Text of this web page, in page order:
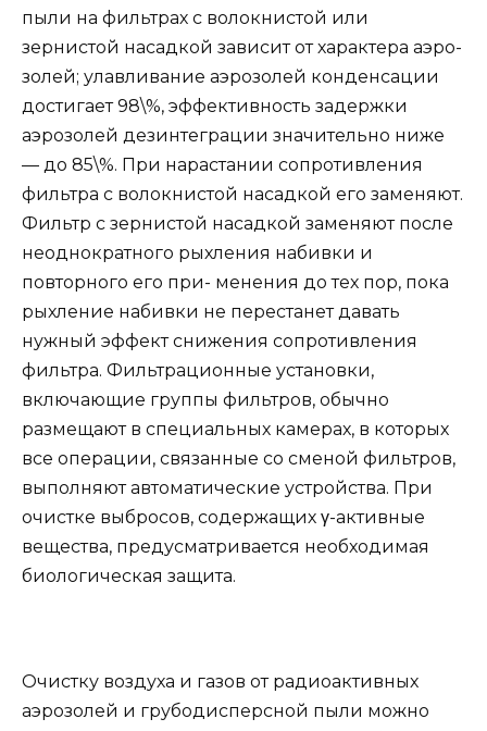
пыли на фильтрах с волокнистой или
зернистой насадкой зависит от характера аэро-
золей; улавливание аэрозолей конденсации
достигает 98\%, эффективность задержки
аэрозолей дезинтеграции значительно ниже
— до 85\%. При нарастании сопротивления
фильтра с волокнистой насадкой его заменяют.
Фильтр с зернистой насадкой заменяют после
неоднократного рыхления набивки и
повторного его при- менения до тех пор, пока
рыхление набивки не перестанет давать
нужный эффект снижения сопротивления
фильтра. Фильтрационные установки,
включающие группы фильтров, обычно
размещают в специальных камерах, в которых
все операции, связанные со сменой фильтров,
выполняют автоматические устройства. При
очистке выбросов, содержащих γ-активные
вещества, предусматривается необходимая
биологическая защита.
Очистку воздуха и газов от радиоактивных
аэрозолей и грубодисперсной пыли можно